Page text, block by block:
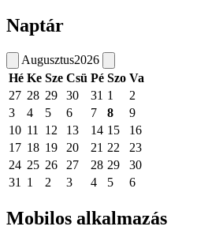
Naptár
Augusztus2026
Hé Ke Sze Csü Pé Szo Va
27 28 29 30 31 1
2
3
4 5 6 7 8
9
10 11 12 13 14 15
16
17 18 19 20 21 22
23
24 25 26 27 28 29
30
31
1 2 3 4 5 6
Mobilos alkalmazás